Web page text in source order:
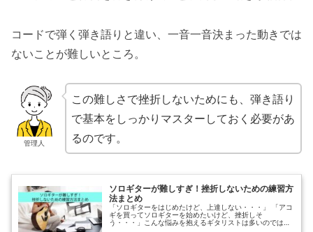
コードで弾く弾き語りと違い、一音一音決まった動きでは
ないことが難しいところ。
管理人
この難しさで挫折しないためにも、弾き語り
で基本をしっかりマスターしておく必要があ
るのです。
ソロギターが難しすぎ！挫折しないための練習方
法まとめ
「ソロギターをはじめたけど、上達しない・・・」 「アコ
ギを買ってソロギターを始めたいけど、挫折しそ
う・・・」こんな悩みを抱えるギタリストは多いのではな